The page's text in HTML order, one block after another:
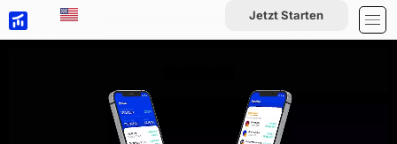
Jetzt Starten